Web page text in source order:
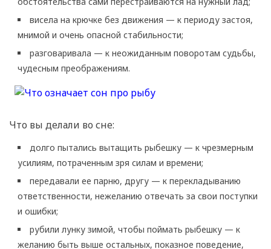
висела на крючке без движения — к периоду застоя,
мнимой и очень опасной стабильности;
разговаривала — к неожиданным поворотам судьбы,
чудесным преображениям.
Что вы делали во сне:
долго пытались вытащить рыбешку — к чрезмерным
усилиям, потраченным зря силам и времени;
передавали ее парню, другу — к перекладыванию
ответственности, нежеланию отвечать за свои поступки
и ошибки;
рубили лунку зимой, чтобы поймать рыбешку — к
желанию быть выше остальных, показное поведение,